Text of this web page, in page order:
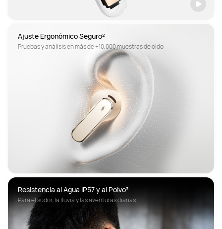
Pruebas y análisis en más de +10,000 muestras de oído
Resistencia al Agua IP57 y al Polvo³
Para el sudor, la lluvia y las aventuras diarias